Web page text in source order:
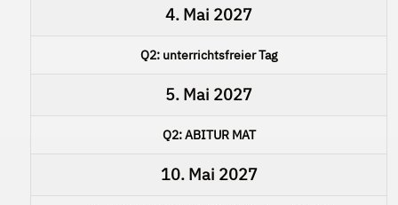
4. Mai 2027
Q2: unterrichtsfreier Tag
5. Mai 2027
Q2: ABITUR MAT
10. Mai 2027